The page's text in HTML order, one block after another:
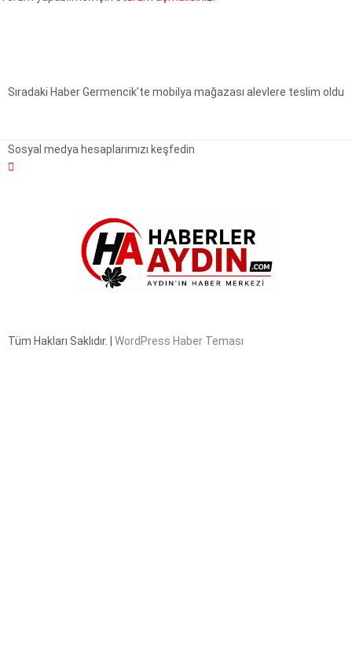
Sıradaki HaberGermencik’te mobilya mağazası alevlere teslim oldu
Sosyal medya hesaplarımızı keşfedin
Tüm Hakları Saklıdır. | WordPress Haber Teması